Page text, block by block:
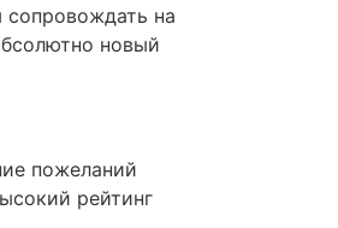
сопровождать на
новый
пожеланий
рейтинг